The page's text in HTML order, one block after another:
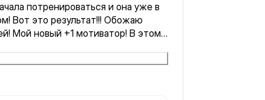
потренироваться и она уже в
Вот это результат!!! Обожаю
+1 мотиватор! В этом